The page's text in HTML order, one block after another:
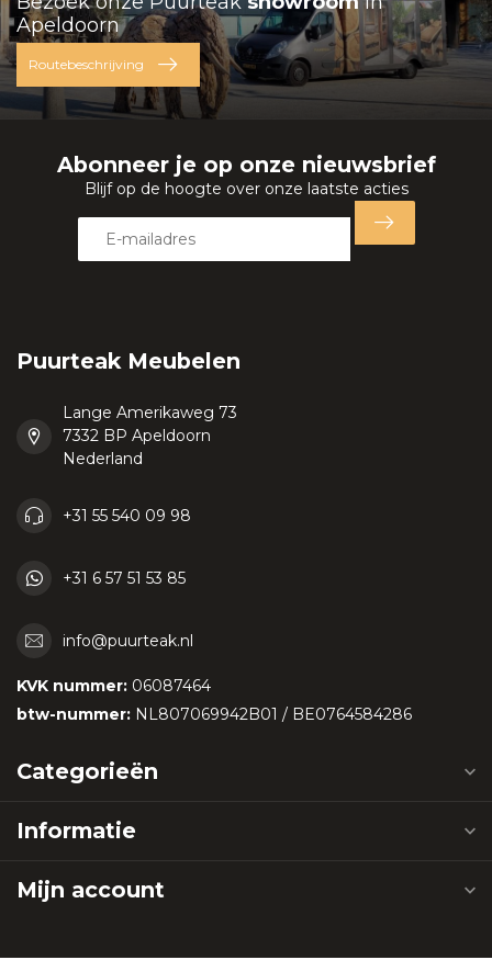
Apeldoorn
Routebeschrijving
Abonneer je op onze nieuwsbrief
Blijf op de hoogte over onze laatste acties
Puurteak Meubelen
Lange Amerikaweg 73
7332 BP Apeldoorn
Nederland
+31 55 540 09 98
+31 6 57 51 53 85
info@puurteak.nl
KVK nummer: 06087464
btw-nummer: NL807069942B01 / BE0764584286
Categorieën
Informatie
Mijn account